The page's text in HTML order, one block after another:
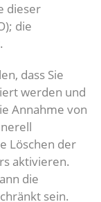
dieser
die
dass Sie
werden und
Annahme von
Löschen der
aktivieren.
die
sein.